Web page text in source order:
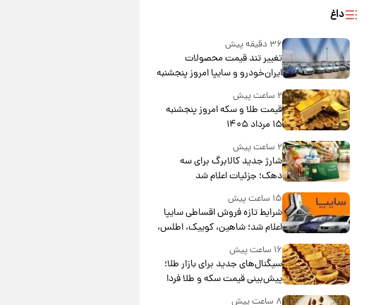
داغ
۳۶ دقیقه پیش
تغییر تند قیمت محصولات
ایران‌خودرو و سایپا امروز پنجشنبه
۲ ساعت پیش
قیمت طلا و سکه امروز پنجشنبه
۱۵ مرداد ۱۴۰۵
۲ ساعت پیش
شارژ جدید کالابرگ برای سه
دهک؛ جزئیات اعلام شد
۱۵ ساعت پیش
شرایط تازه فروش اقساطی سایپا
اعلام شد؛ شاهین، کوییک، اطلس،
سهند و ساینا با اقساط بلندمدت +
جدول۱۶ ساعت پیش
سیگنال‌های جدید برای بازار طلا؛
پیش‌بینی قیمت سکه و طلا فردا
۸ ساعت پیش